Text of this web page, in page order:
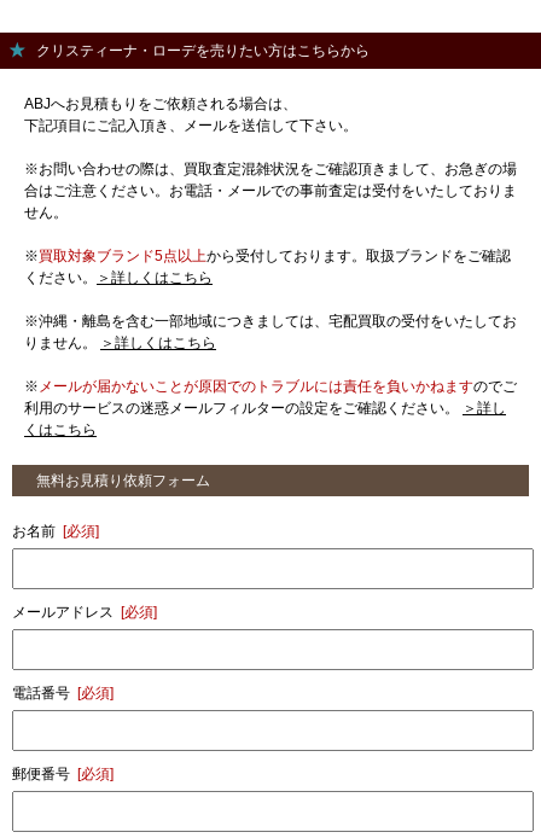
クリスティーナ・ローデを売りたい方はこちらから
ABJへお見積もりをご依頼される場合は、
下記項目にご記入頂き、メールを送信して下さい。
※お問い合わせの際は、買取査定混雑状況をご確認頂きまして、お急ぎの場
合はご注意ください。お電話・メールでの事前査定は受付をいたしておりま
せん。
※買取対象ブランド5点以上から受付しております。取扱ブランドをご確認
ください。
＞詳しくはこちら
※沖縄・離島を含む一部地域につきましては、宅配買取の受付をいたしてお
りません。
＞詳しくはこちら
※ メールが届かないことが原因でのトラブルには責任を負いかねますのでご
利用のサービスの迷惑メールフィルターの設定をご確認ください。
＞詳し
くはこちら
無料お見積り依頼フォーム
お名前 [必須]
メールアドレス [必須]
電話番号 [必須]
郵便番号 [必須]